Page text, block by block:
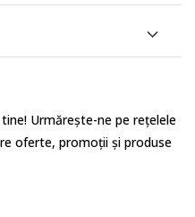
Urmărește-ne pe rețelele
oferte, promoții și produse